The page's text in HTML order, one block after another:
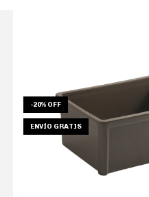
-20% OFF
ENVÍO GRATIS